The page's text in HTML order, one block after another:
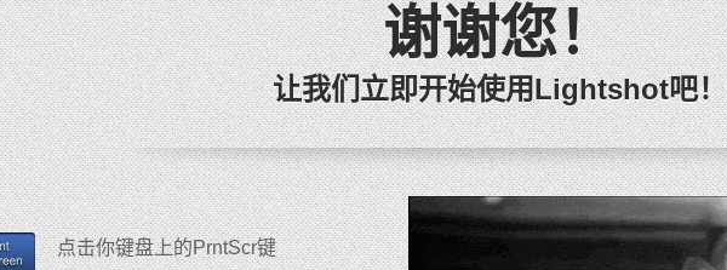
谢谢您！
让我们立即开始使用Lightshot吧！
点击你键盘上的PrntScr键